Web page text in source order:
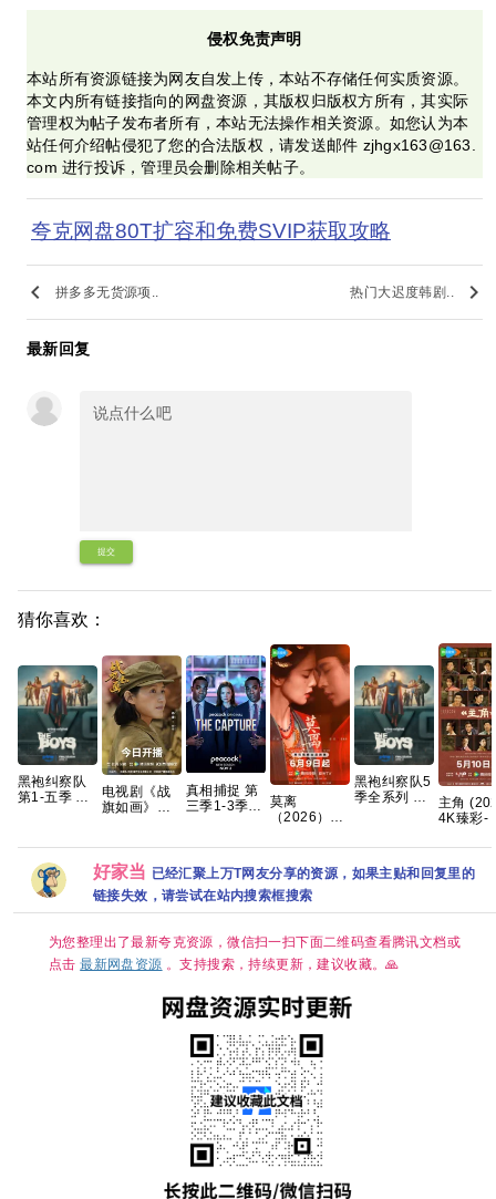
侵权免责声明
本站所有资源链接为网友自发上传，本站不存储任何实质资源。
本文内所有链接指向的网盘资源，其版权归版权方所有，其实际
管理权为帖子发布者所有，本站无法操作相关资源。如您认为本
站任何介绍帖侵犯了您的合法版权，请发送邮件 zjhgx163@163.
com 进行投诉，管理员会删除相关帖子。
夸克网盘80T扩容和免费SVIP获取攻略
keyboard_arrow_left 拼多多无货源项.. 热门大迟度韩剧.. keyboard_arrow_right
最新回复
提交
猜你喜欢：
黑袍纠察队
第1-五季 全
电视剧《战
旗如画》百
免费资源下
载
真相捕捉 第
三季1-3季
黛·格兰杰 /
帕帕·厄希度]
莫离
（2026）4K
磊[中国大陆]
[爱情/古装]
[单集约
1.3GB]
黑袍纠察队5
季全系列 手
主角
4K臻彩-
浩存/秦
国语中字
集约
好家当 已经汇聚上万T网友分享的资源，如果主贴和回复里的
链接失效，请尝试在站内搜索框搜索
为您整理出了最新夸克资源，微信扫一扫下面二维码查看腾讯文档或
点击最新网盘资源 。支持搜索，持续更新，建议收藏。🙏